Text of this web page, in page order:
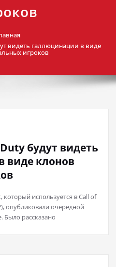
видеть галлюцинации в виде
игроков
будут видеть
виде клонов
который используется в Call of
опубликовали очередной
Было рассказано